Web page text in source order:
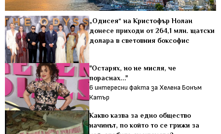
„Одисея“ на Кристофър Нолан
донесе приходи от 264,1 млн. щатски
долара в световния боксофис
"Остарях, но не мисля, че
пораснах..."
6 интересни факта за Хелена Бонъм
Катър
Какво казва за едно общество
начинът, по който то се грижи за